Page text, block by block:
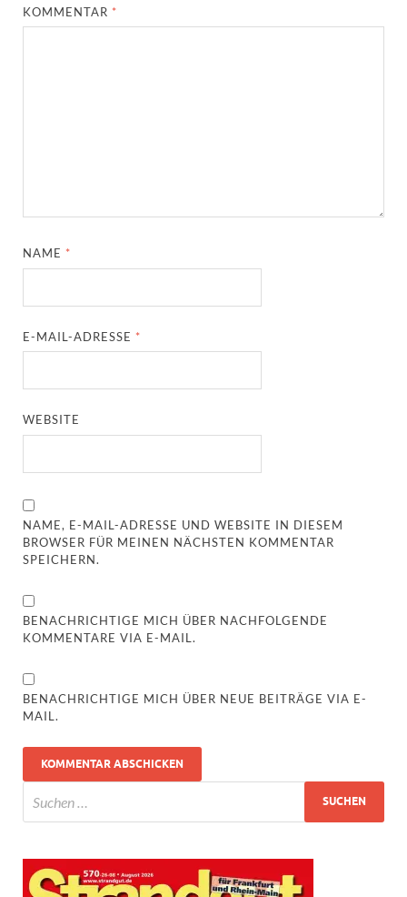
KOMMENTAR *
NAME *
E-MAIL-ADRESSE *
WEBSITE
NAME, E-MAIL-ADRESSE UND WEBSITE IN DIESEM
BROWSER FÜR MEINEN NÄCHSTEN KOMMENTAR
SPEICHERN.
BENACHRICHTIGE MICH ÜBER NACHFOLGENDE
KOMMENTARE VIA E-MAIL.
BENACHRICHTIGE MICH ÜBER NEUE BEITRÄGE VIA E-
MAIL.